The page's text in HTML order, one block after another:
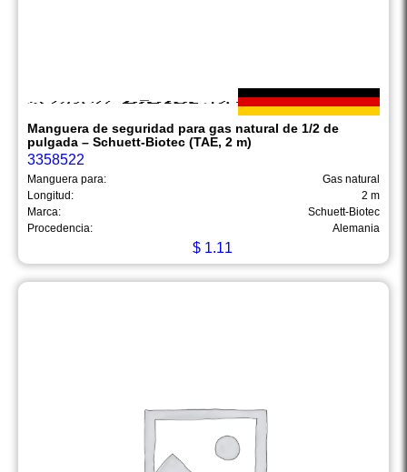
Manguera de seguridad para gas natural de 1/2 de
pulgada – Schuett-Biotec (TAE, 2 m)
3358522
Manguera para:
Gas natural
Longitud:
2 m
Marca:
Schuett-Biotec
Procedencia:
Alemania
$ 1.11